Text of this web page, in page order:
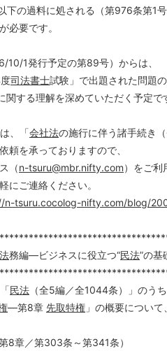
の過料に処される（第976条第1号
要です。
1発行予定の第89号）からは、
司法書士試験」で出題された問題
関する理解を深めていただく予定で
、「会社法の施行に伴う諸手続き（
頼を承っておりますので、
（n-tsuru@mbr.nifty.com）をご利
にご連絡ください。
n-tsuru.cocolog-nifty.com/blog/
務編―ビジネスに役立つ“民法”の基
民法 （全5編／全1044条）」のうち
―第8章 先取特権 」の概要について
第8章／第303条～第341条）